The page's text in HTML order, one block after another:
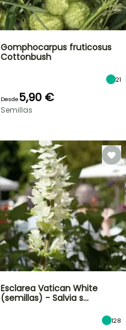
Gomphocarpus fruticosus
Cottonbush
21
Desde5,90 €
Semillas
Esclarea Vatican White
(semillas) - Salvia s…
128